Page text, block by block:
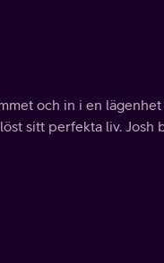
och in i en
sitt perfekta liv. Josh